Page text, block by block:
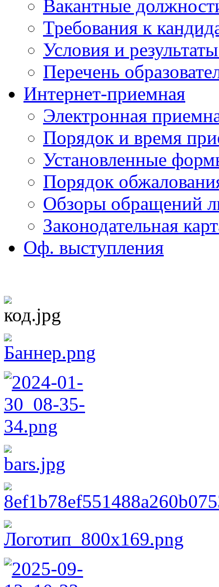
Вакантные
Требования к
Условия и
Перечень
Интернет-приемная
Электронная
Порядок и время
Установленные
Порядок
Обзоры обращений
Законодательная
Оф. выступления